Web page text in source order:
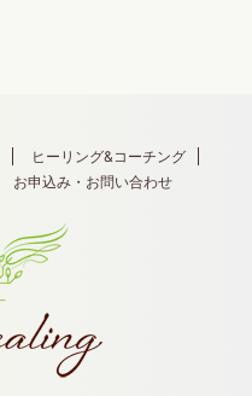
ヒーリング&コーチング
お申込み・お問い合わせ